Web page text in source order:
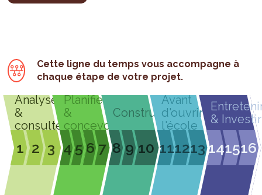
Cette ligne du temps vous accompagne à
chaque étape de votre projet.
Analyser
&
consulter
1 2 3
Planifier
&
concevoir
4 567
Construire
8 9 10
Avant
d'ouvrir
l'école
111213
& Investir
141516